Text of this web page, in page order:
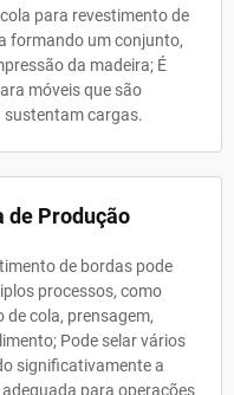
para revestimento de
formando um conjunto,
da madeira; É
móveis que são
cargas.
de Produção
de bordas pode
processos, como
cola, prensagem,
Pode selar vários
significativamente a
para operações